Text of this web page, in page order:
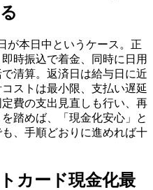
が本日中というケース。正
時振込で着金、同時に日用
清算。返済日は給与日に近
ストは最小限、支払い遅延
費の支出見直しも行い、再
踏めば、「現金化安心」と
、手順どおりに進めれば十
カード現金化最